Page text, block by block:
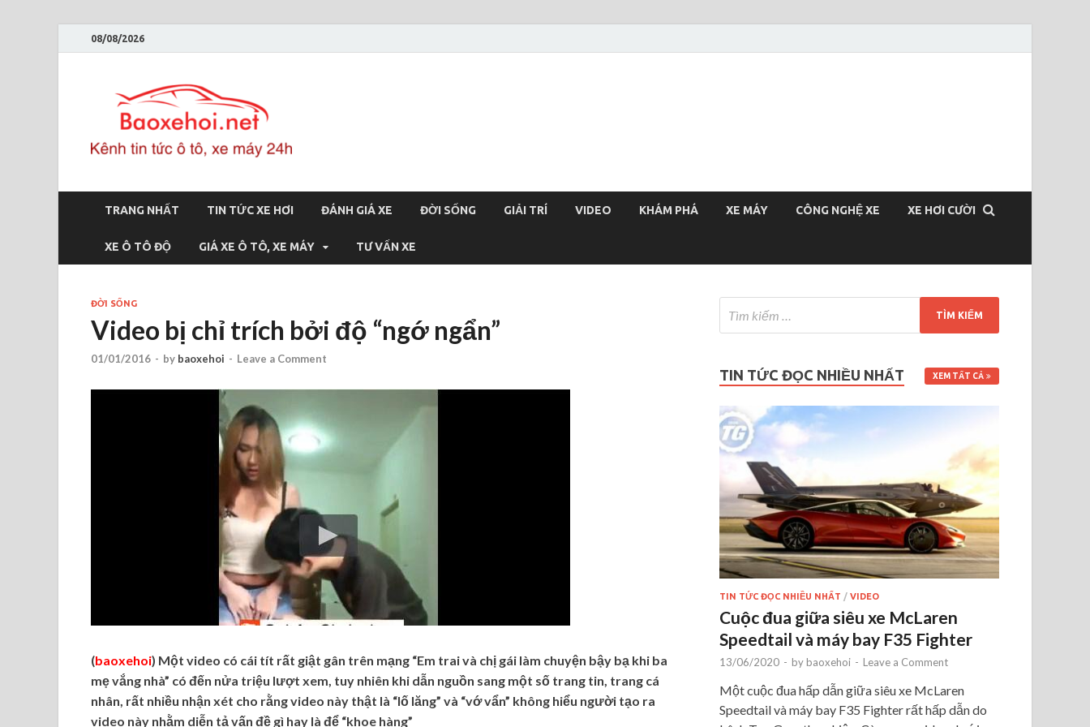
08/08/2026
TRANG NHẤT TIN TỨC XE HƠI ĐÁNH GIÁ XE ĐỜI SỐNG GIẢI TRÍ VIDEO KHÁM PHÁ XE MÁY CÔNG NGHỆ XE XE HƠI CƯỜI
XE Ô TÔ ĐỘ GIÁ XE Ô TÔ, XE MÁY TƯ VẤN XE
ĐỜI SỐNG
Video bị chỉ trích bởi độ “ngớ ngẩn”
01/01/2016 - by baoxehoi - Leave a Comment
(baoxehoi) Một video có cái tít rất giật gân trên mạng “Em trai và chị gái làm chuyện bậy bạ khi ba
mẹ vắng nhà” có đến nửa triệu lượt xem, tuy nhiên khi dẫn nguồn sang một số trang tin, trang cá
nhân, rất nhiều nhận xét cho rằng video này thật là “lố lăng” và “vớ vẩn” không hiểu người tạo ra
video này nhằm diễn tả vấn đề gì hay là để “khoe hàng”
TIN TỨC ĐỌC NHIỀU NHẤT XEM TẤT CẢ
TIN TỨC ĐỌC NHIỀU NHẤT /VIDEO
Cuộc đua giữa siêu xe McLaren
Speedtail và máy bay F35 Fighter
13/06/2020 - by baoxehoi - Leave a Comment
Một cuộc đua hấp dẫn giữa siêu xe McLaren
Speedtail và máy bay F35 Fighter rất hấp dẫn do